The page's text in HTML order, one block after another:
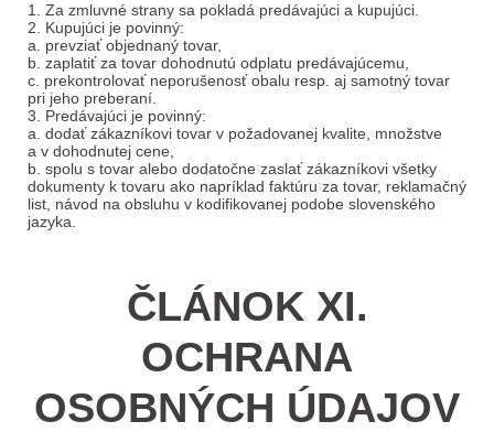
1. Za zmluvné strany sa pokladá predávajúci a kupujúci.
2. Kupujúci je povinný:
a. prevziať objednaný tovar,
b. zaplatiť za tovar dohodnutú odplatu predávajúcemu,
c. prekontrolovať neporušenosť obalu resp. aj samotný tovar
pri jeho preberaní.
3. Predávajúci je povinný:
a. dodať zákazníkovi tovar v požadovanej kvalite, množstve
a v dohodnutej cene,
b. spolu s tovar alebo dodatočne zaslať zákazníkovi všetky
dokumenty k tovaru ako napríklad faktúru za tovar, reklamačný
list, návod na obsluhu v kodifikovanej podobe slovenského
jazyka.
ČLÁNOK XI.
OCHRANA
OSOBNÝCH ÚDAJOV